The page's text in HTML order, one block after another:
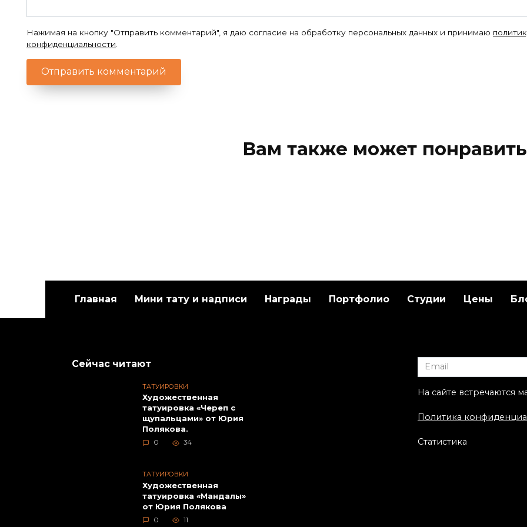
Нажимая на кнопку "Отправить комментарий", я даю согласие на обработку персональных данных и принимаю
конфиденциальности
Вам также может
Химик.
Unisex.
Главная Мини тату и надписи Награды Портфолио Студии Цены
Сейчас читают
ТАТУИРОВКИ
Художественная
татуировка «Череп с
щупальцами» от Юрия
Полякова.
0 34
ТАТУИРОВКИ
Художественная
татуировка «Мандалы»
от Юрия Полякова
0 11
На сайте встречаются
Политика
Статистика